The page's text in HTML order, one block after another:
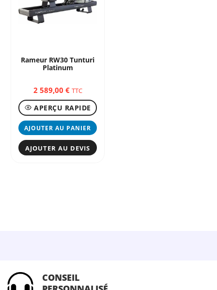
Rameur RW30 Tunturi
Platinum
2 589,00 € TTC
APERÇU RAPIDE
AJOUTER AU PANIER
AJOUTER AU DEVIS
CONSEIL